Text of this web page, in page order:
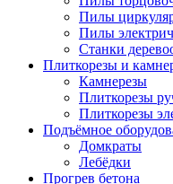
Пилы
Пилы
Станки
Плиткорезы и
Камнерезы
Плиткорезы
Плиткорезы
Подъёмное
Домкраты
Лебёдки
Прогрев бетона